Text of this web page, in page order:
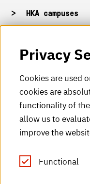
HKA campuses
HKA Shop
HKA videos
HKA radio
HKA
RSS Feed
Privacy
Cookies are used
cookies are
functionality of
allow us to
improve the
Functional